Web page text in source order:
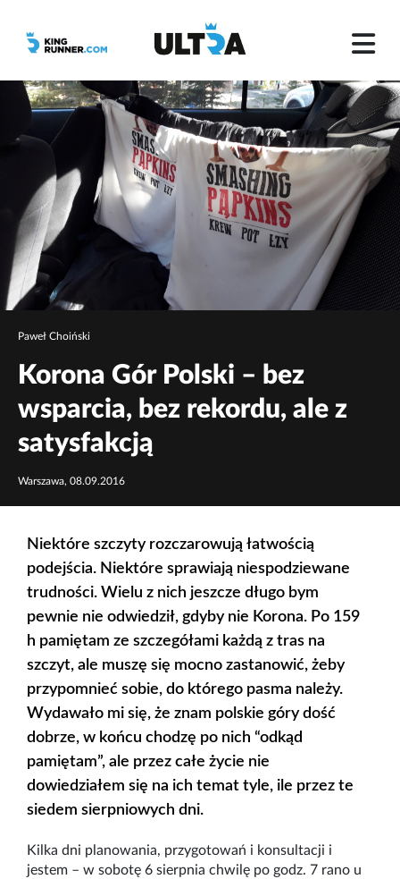
Paweł Choiński
Korona Gór Polski – bez
wsparcia, bez rekordu, ale z
satysfakcją
Warszawa, 08.09.2016
Niektóre szczyty rozczarowują łatwością
podejścia. Niektóre sprawiają niespodziewane
trudności. Wielu z nich jeszcze długo bym
pewnie nie odwiedził, gdyby nie Korona. Po 159
h pamiętam ze szczegółami każdą z tras na
szczyt, ale muszę się mocno zastanowić, żeby
przypomnieć sobie, do którego pasma należy.
Wydawało mi się, że znam polskie góry dość
dobrze, w końcu chodzę po nich “odkąd
pamiętam”, ale przez całe życie nie
dowiedziałem się na ich temat tyle, ile przez te
siedem sierpniowych dni.
Kilka dni planowania, przygotowań i konsultacji i
jestem – w sobotę 6 sierpnia chwilę po godz. 7 rano u